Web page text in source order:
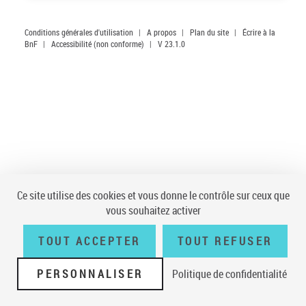
Conditions générales d'utilisation | A propos | Plan du site |
Écrire à la
BnF | Accessibilité (non conforme) | V 23.1.0
Ce site utilise des cookies et vous donne le contrôle sur ceux que
vous souhaitez activer
TOUT ACCEPTER TOUT REFUSER
PERSONNALISER Politique de confidentialité